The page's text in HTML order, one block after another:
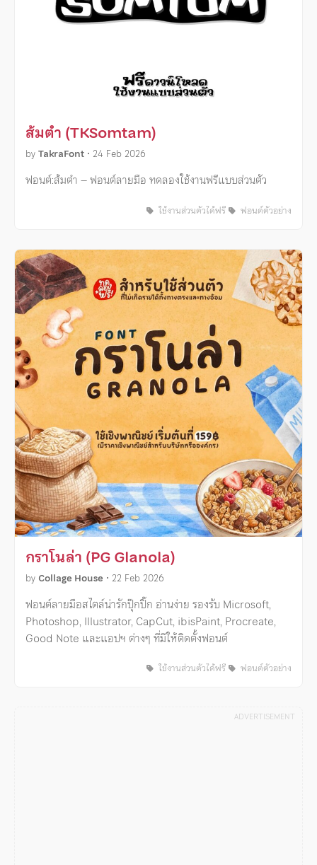
ส้มตำ (TKSomtam)
byTakraFont • 24 Feb 2026
ฟอนต์:ส้มตำ – ฟอนต์ลายมือ ทดลองใช้งานฟรีแบบส่วนตัว
ใช้งานส่วนตัวได้ฟรี ฟอนต์ตัวอย่าง
กราโนล่า (PG Glanola)
by Collage House • 22 Feb 2026
ฟอนต์ลายมือสไตล์น่ารักปุ๊กปิ๊ก อ่านง่าย รองรับ Microsoft,
Photoshop, Illustrator, CapCut, ibisPaint, Procreate,
Good Note และแอปฯ ต่างๆ ที่มีให้ติดตั้งฟอนต์
ใช้งานส่วนตัวได้ฟรี ฟอนต์ตัวอย่าง